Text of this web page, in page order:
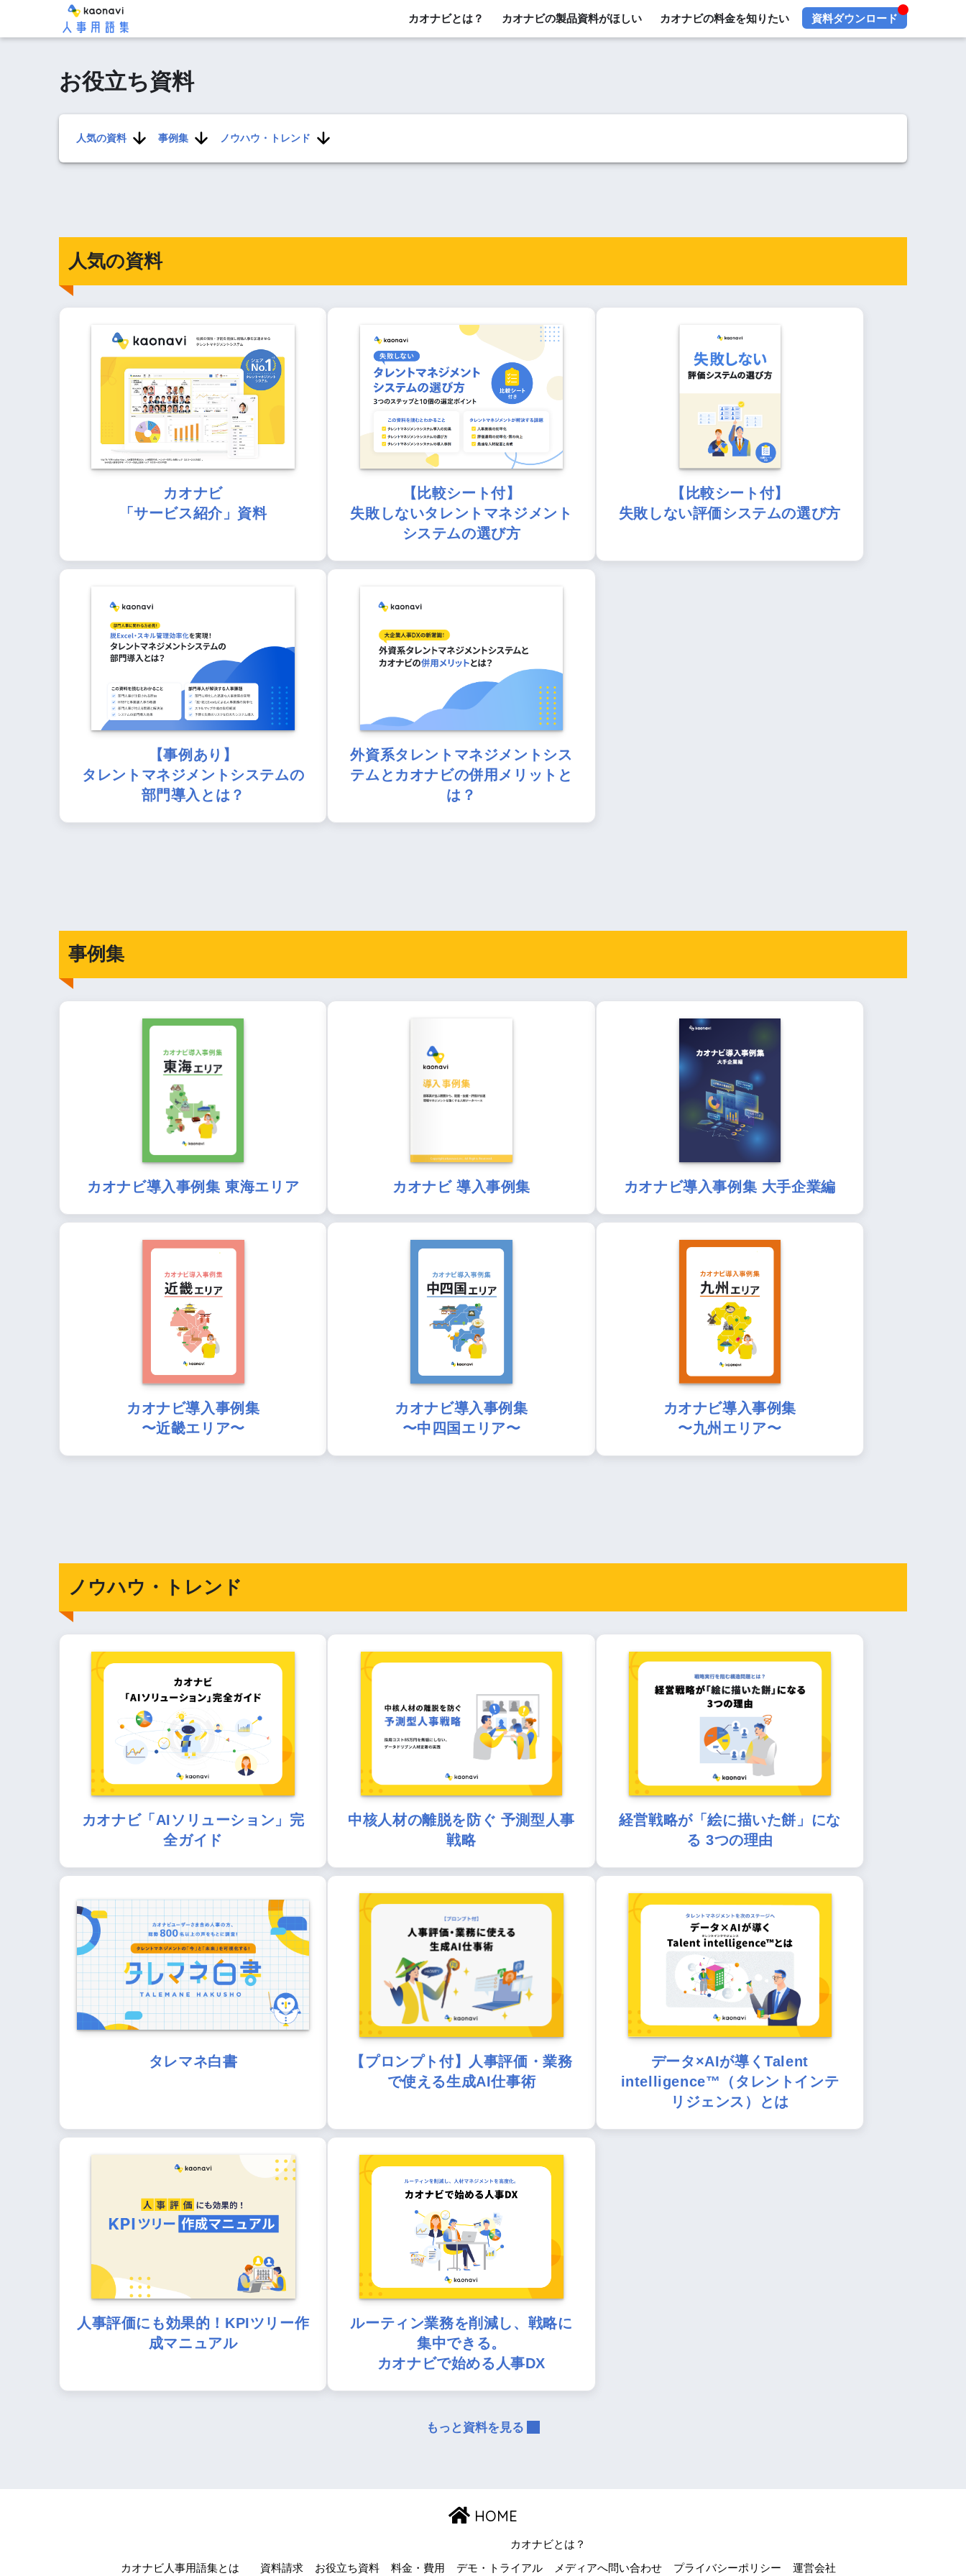
カオナビとは？ カオナビの製品資料がほしい カオナビの料金を知りたい 資料ダウンロード
お役立ち資料
人気の資料 事例集 ノウハウ・トレンド
人気の資料
カオナビ
「サービス紹介」資料
【比較シート付】
失敗しないタレントマネジメント
システムの選び方
【比較シート付】
失敗しない評価システムの選び方
【事例あり】
タレントマネジメントシステムの
部門導入とは？
外資系タレントマネジメントシス
テムとカオナビの併用メリットと
は？
事例集
カオナビ導入事例集 東海エリア カオナビ 導入事例集 カオナビ導入事例集 大手企業編
カオナビ導入事例集
〜近畿エリア〜
カオナビ導入事例集
〜中四国エリア〜
カオナビ導入事例集
〜九州エリア〜
ノウハウ・トレンド
カオナビ「AIソリューション」完
全ガイド
中核人材の離脱を防ぐ 予測型人事
戦略
経営戦略が「絵に描いた餅」にな
る 3つの理由
タレマネ白書
【プロンプト付】人事評価・業務
で使える生成AI仕事術
データ×AIが導くTalent
intelligence™（タレントインテ
リジェンス）とは
人事評価にも効果的！KPIツリー作
成マニュアル
ルーティン業務を削減し、戦略に
集中できる。
カオナビで始める人事DX
もっと資料を見る
HOME
カオナビ人事用語集とは
カオナビとは？
資料請求 お役立ち資料 料金・費用 デモ・トライアル メディアへ問い合わせ プライバシーポリシー 運営会社